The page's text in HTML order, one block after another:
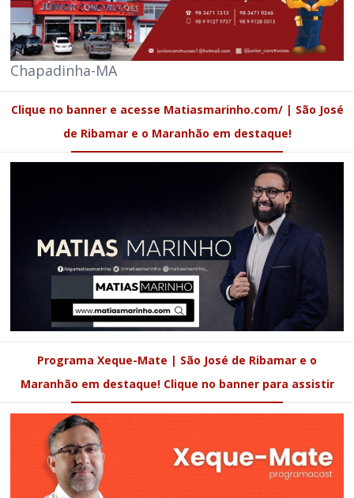
Chapadinha-MA
Clique no banner e acesse Matiasmarinho.com/ | São José
de Ribamar e o Maranhão em destaque!
Programa Xeque-Mate | São José de Ribamar e o
Maranhão em destaque! Clique no banner para assistir